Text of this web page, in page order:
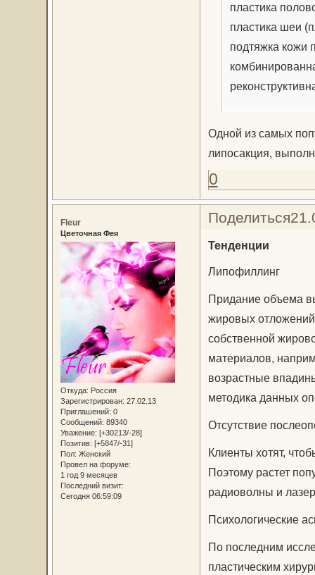
пластика
пластика шеи
подтяжка кожи
Одной из самых
липосакция,
0
Поделиться
Fleur
Цветочная Фея
Откуда: Россия
Зарегистрирован: 27.02.13
Приглашений: 0
Сообщений: 89340
Уважение: [+30213/-28]
Позитив: [+5847/-31]
Пол: Женский
Провел на форуме:
1 год 9 месяцев
Последний визит:
Сегодня 06:59:09
Тенденции
Липофиллинг
Придание объема
жировых
собственной
материалов,
возрастные
методика данных
Отсутствие
Клиенты хотят,
Поэтому растет
радиоволны и
Психологические
По последним
пластическим